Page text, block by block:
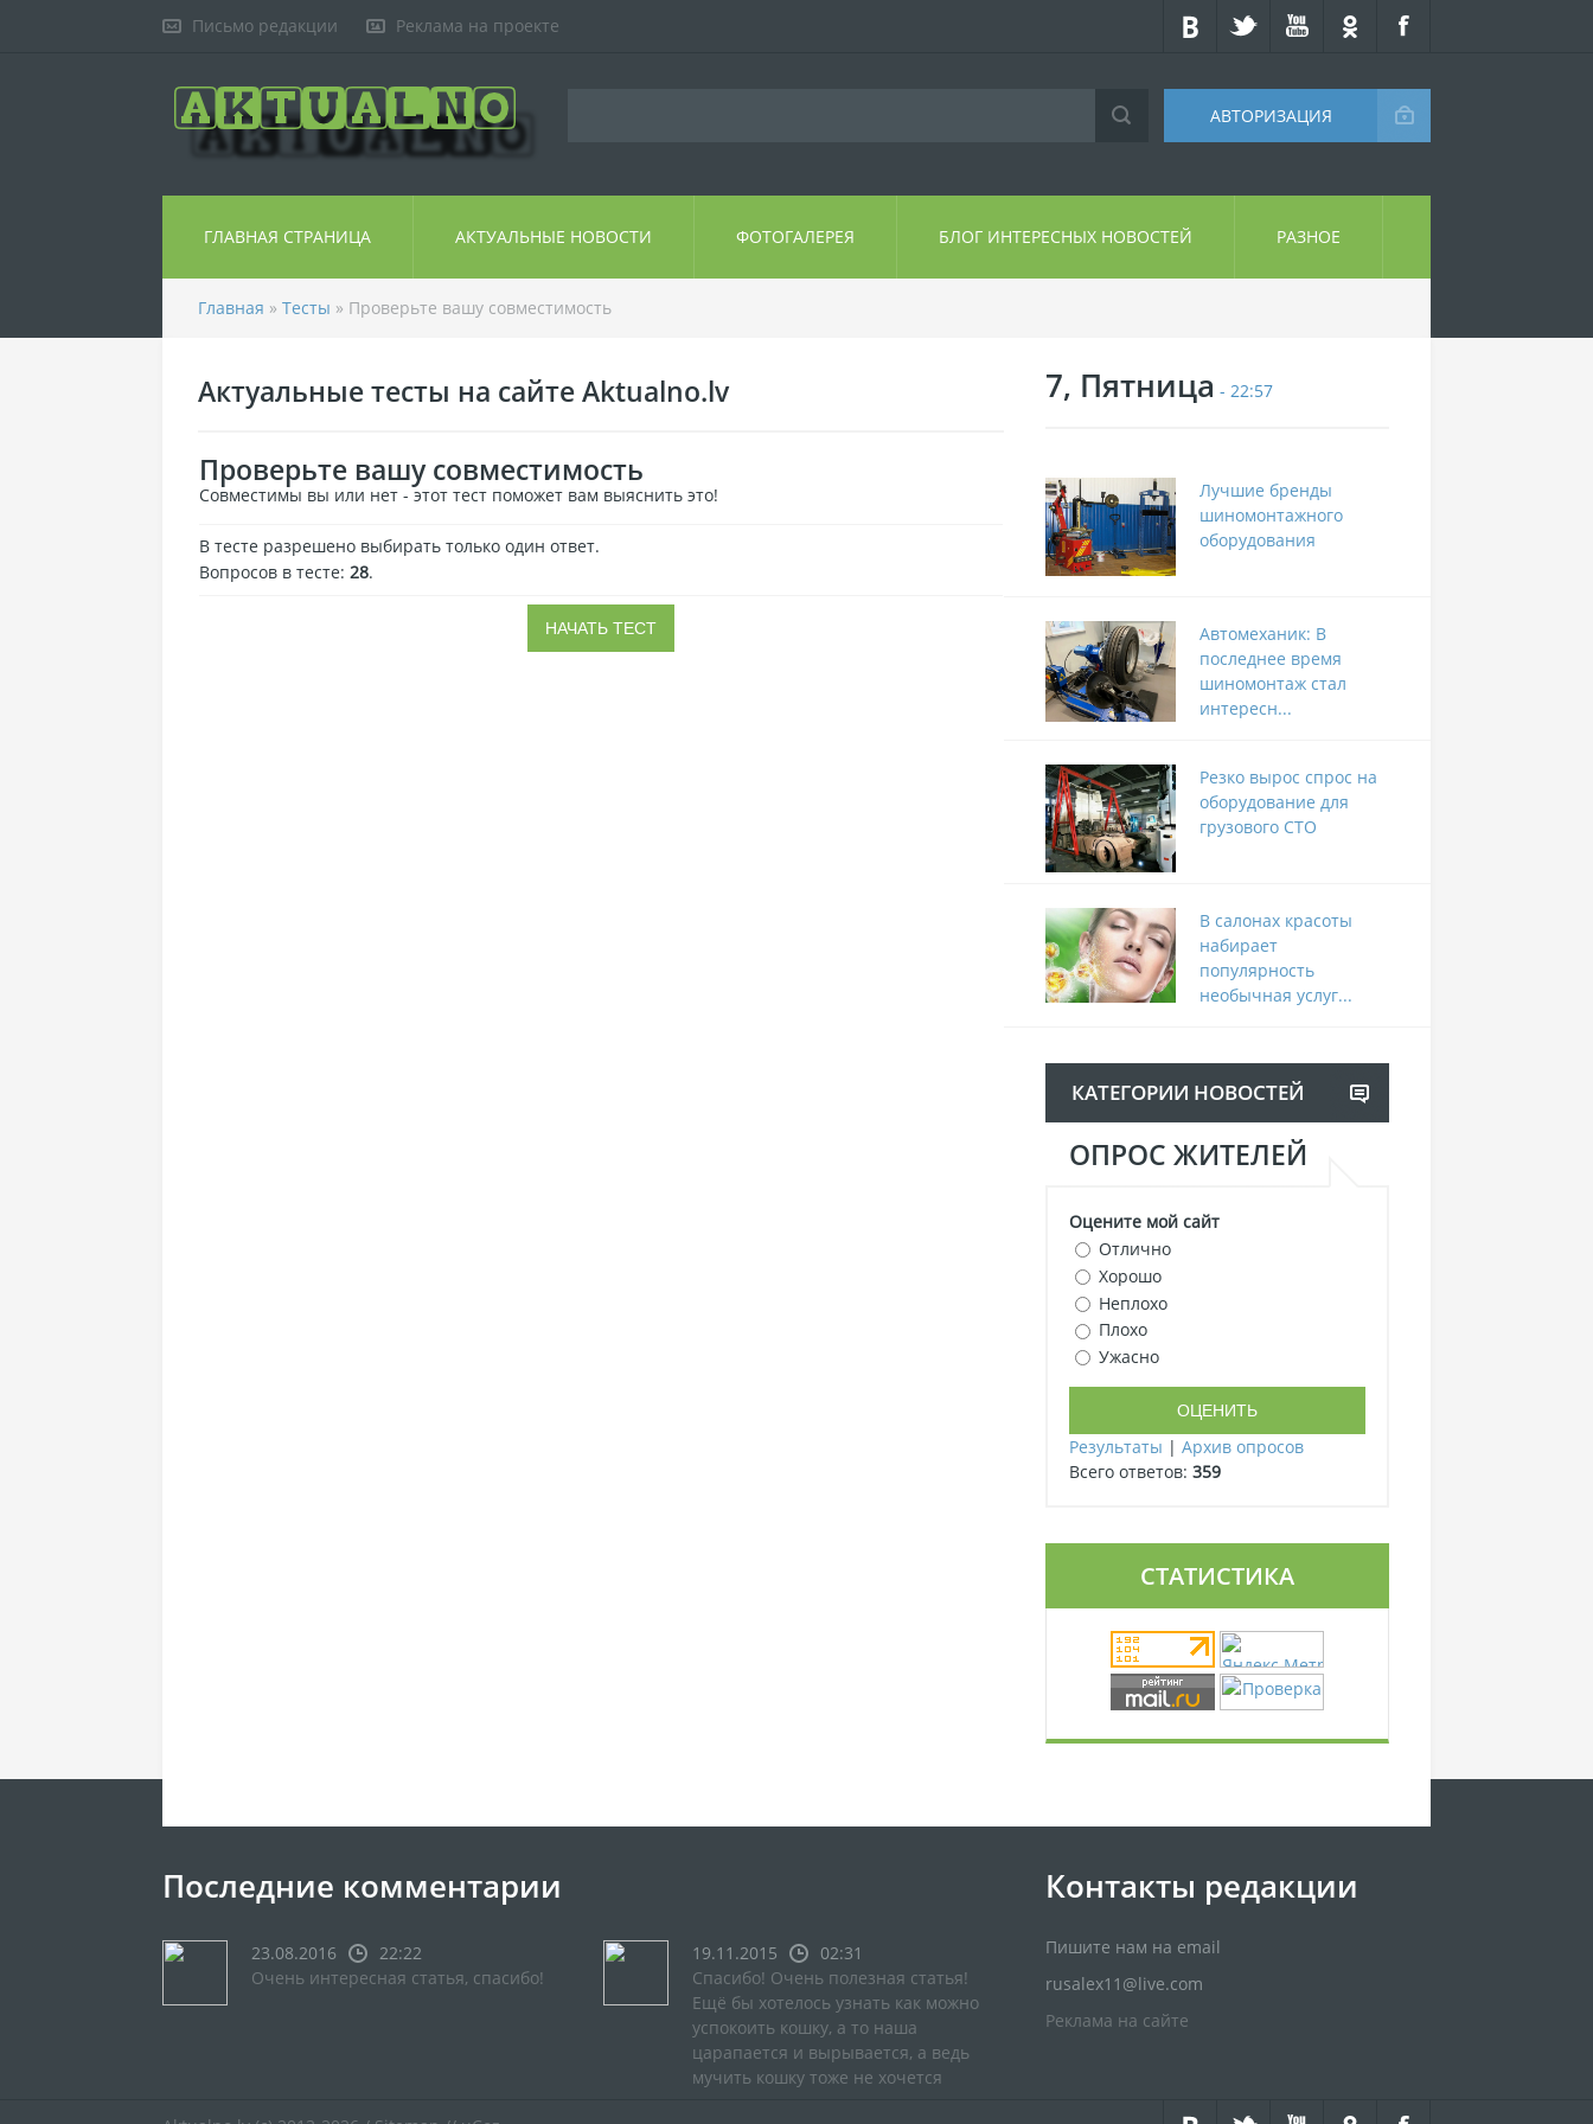
Письмо редакции Реклама на проекте
АВТОРИЗАЦИЯ
ГЛАВНАЯ СТРАНИЦА АКТУАЛЬНЫЕ НОВОСТИ ФОТОГАЛЕРЕЯ БЛОГ ИНТЕРЕСНЫХ НОВОСТЕЙ РАЗНОЕ
Главная » Тесты » Проверьте вашу совместимость
Актуальные тесты на сайте Aktualno.lv
Проверьте вашу совместимость
Совместимы вы или нет - этот тест поможет вам выяснить это!
В тесте разрешено выбирать только один ответ.
Вопросов в тесте: 28.
7, Пятница - 22:57
Лучшие бренды
шиномонтажного
оборудования
Автомеханик: В
последнее время
шиномонтаж стал
интересн...
Резко вырос спрос на
оборудование для
грузового СТО
В салонах красоты
набирает
популярность
необычная услуг...
КАТЕГОРИИ НОВОСТЕЙ
ОПРОС ЖИТЕЛЕЙ
Оцените мой сайт
Отлично
Хорошо
Неплохо
Плохо
Ужасно
Результаты | Архив опросов
Всего ответов: 359
СТАТИСТИКА
Последние комментарии
23.08.2016
22:22
Очень интересная статья, спасибо!
19.11.2015
02:31
Спасибо! Очень полезная статья!
Ещё бы хотелось узнать как можно
успокоить кошку, а то наша
царапается и вырывается, а ведь
мучить кошку тоже не хочется
Контакты редакции
Пишите нам на email
rusalex11@live.com
Реклама на сайте